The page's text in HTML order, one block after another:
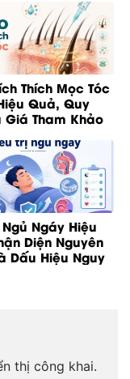
Thích Mọc Tóc
Quả, Quy
Giá Tham Khảo
Ngáy Hiệu
Diện Nguyên
Dấu Hiệu Nguy
thị công khai.